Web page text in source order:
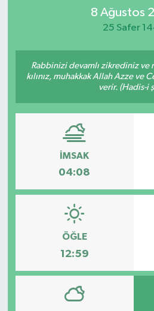
8 Ağustos
25 Safer
Rabbinizi devamlı zikrediniz ve
kılınız, muhakkak Allah Azze ve
verir. (Hadis-i
İMSAK
04:08
ÖĞLE
12:59